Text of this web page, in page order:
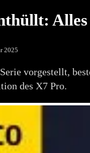
2025
vorgestellt,
des X7 Pro.